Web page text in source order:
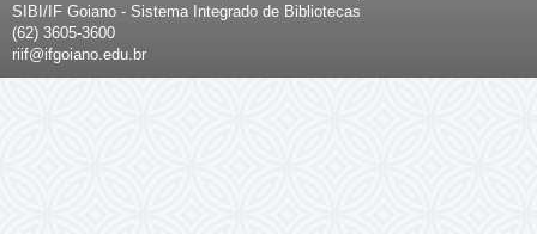
SIBI/IF Goiano - Sistema Integrado de Bibliotecas
(62) 3605-3600
riif@ifgoiano.edu.br